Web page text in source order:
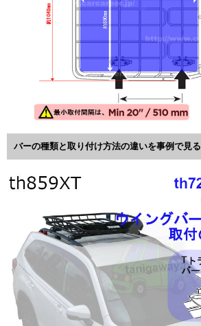
バーの種類と取り付け方法の違いを事例で見る